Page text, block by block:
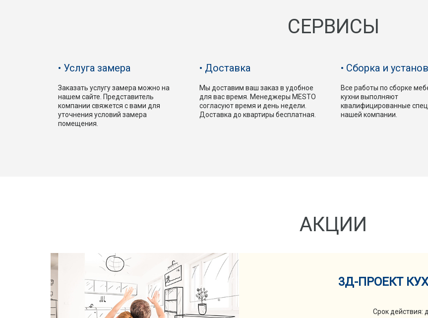
СЕРВИСЫ
Услуга замера
Заказать услугу замера можно на
нашем сайте. Представитель
компании свяжется с вами для
уточнения условий замера
помещения.
Доставка
Мы доставим ваш заказ в удобное
для вас время. Менеджеры MESTO
согласуют время и день недели.
Доставка до квартиры бесплатная.
Сборка и
Все работы по сборке
кухни выполняют
квалифицированные
нашей компании.
АКЦИИ
3Д-ПРОЕКТ
Срок действия: